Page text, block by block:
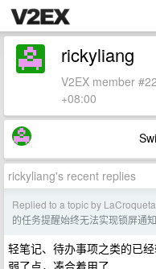
rickyliang
V2EX member
+08:00
rickyliang's recent replies
Replied to a topic by
的任务提醒始终无法实现锁屏通知
轻笔记、待办事项之类的已
弱了点，凑合着用了